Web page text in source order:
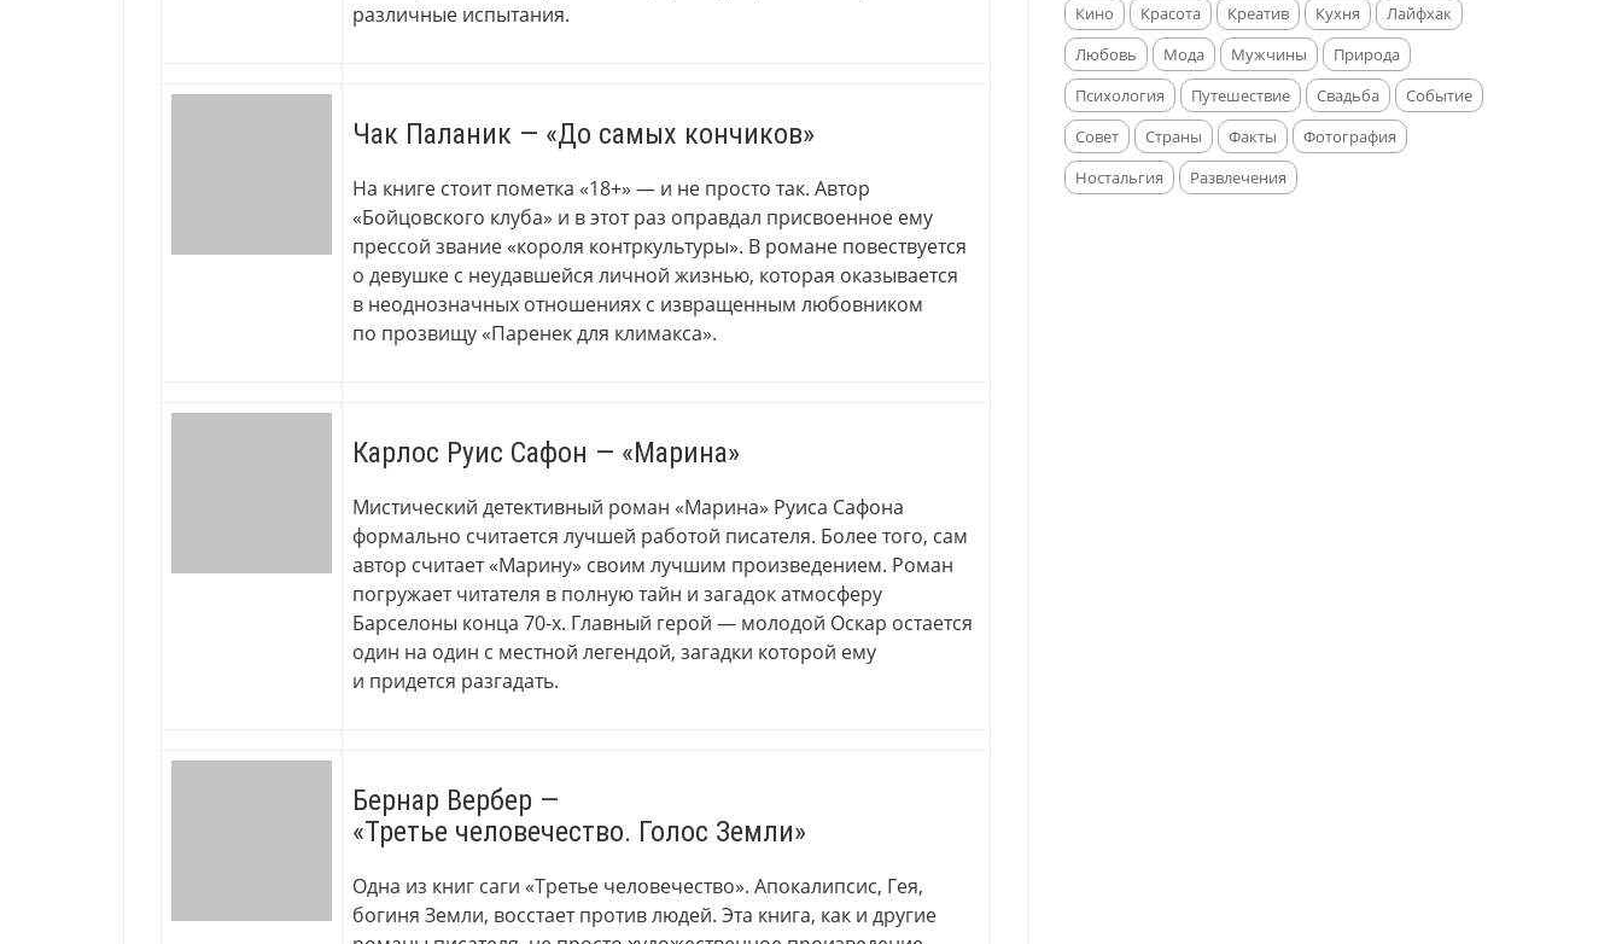
различные испытания.
Чак Паланик — «До самых кончиков»
На книге стоит пометка «18+» — и не просто так. Автор
«Бойцовского клуба» и в этот раз оправдал присвоенное ему
прессой звание «короля контркультуры». В романе повествуется
о девушке с неудавшейся личной жизнью, которая оказывается
в неоднозначных отношениях с извращенным любовником
по прозвищу «Паренек для климакса».
Карлос Руис Сафон — «Марина»
Мистический детективный роман «Марина» Руиса Сафона
формально считается лучшей работой писателя. Более того, сам
автор считает «Марину» своим лучшим произведением. Роман
погружает читателя в полную тайн и загадок атмосферу
Барселоны конца 70-х. Главный герой — молодой Оскар остается
один на один с местной легендой, загадки которой ему
и придется разгадать.
Бернар Вербер —
«Третье человечество. Голос Земли»
Одна из книг саги «Третье человечество». Апокалипсис, Гея,
богиня Земли, восстает против людей. Эта книга, как и другие
Кино
Красота Креатив Кухня
Лайфхак
Любовь
Мода Мужчины
Природа
Психология
Путешествие Свадьба
Событие
Совет
Страны Факты
Фотография
Ностальгия
Развлечения